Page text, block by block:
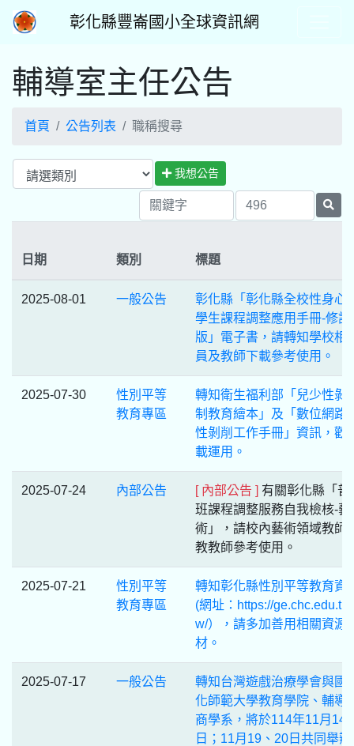
彰化縣豐崙國小全球資訊網
輔導室主任公告
首頁 公告列表 職稱搜尋
我想公告
日期 類別 標題
2025-08-01 一般公告
彰化縣「彰化縣全校性身心
學生課程調整應用手冊-修訂
版」電子書，請轉知學校相
員及教師下載參考使用。
2025-07-30
性別平等
教育專區
轉知衛生福利部「兒少性剝
制教育繪本」及「數位網路
性剝削工作手冊」資訊，歡
載運用。
2025-07-24 內部公告 [ 內部公告 ] 有關彰化縣「普
班課程調整服務自我檢核-藝
術」，請校內藝術領域教師
教教師參考使用。
2025-07-21
性別平等
教育專區
轉知彰化縣性別平等教育資
(網址：https://ge.chc.edu.t
w/），請多加善用相關資源
材。
2025-07-17 一般公告
轉知台灣遊戲治療學會與國
化師範大學教育學院、輔導
商學系，將於114年11月14
日；11月19、20日共同舉辦